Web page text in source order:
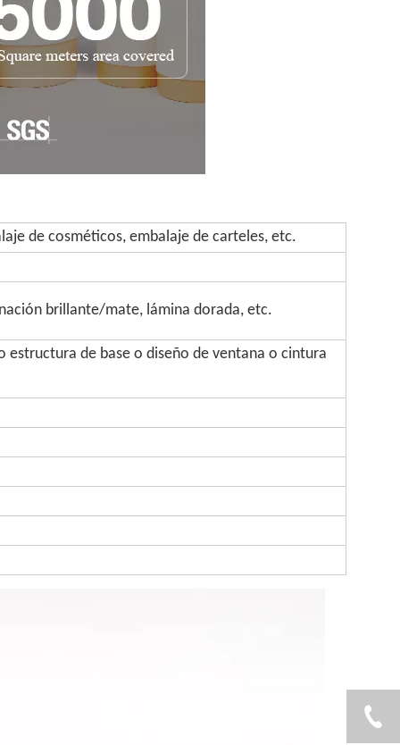
de cosméticos, embalaje de carteles, etc.
brillante/mate, lámina dorada, etc.
de base o diseño de ventana o cintura